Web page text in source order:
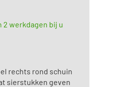
2 werkdagen bij u
rechts rond schuin
sierstukken geven